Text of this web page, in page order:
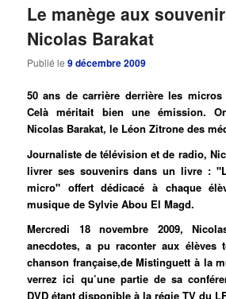
Le manège aux
Nicolas Barakat
Publié le9 décembre 2009
50 ans de carrière derrière les
Celà méritait bien une émission.
Nicolas Barakat, le Léon Zitrone des
Journaliste de télévision et de radio,
livrer ses souvenirs dans un livre :
micro" offert dédicacé à chaque
musique de Sylvie Abou El Magd.
Mercredi 18 novembre 2009,
anecdotes, a pu raconter aux élèves
chanson française,de Mistinguett à la
verrez ici qu’une partie de sa
DVD étant disponible à la régie TV du